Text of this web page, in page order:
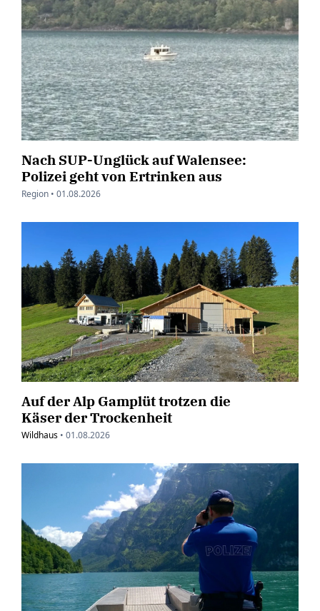
Nach SUP-Unglück auf Walensee:
Polizei geht von Ertrinken aus
Region • 01.08.2026
Auf der Alp Gamplüt trotzen die
Käser der Trockenheit
Wildhaus • 01.08.2026